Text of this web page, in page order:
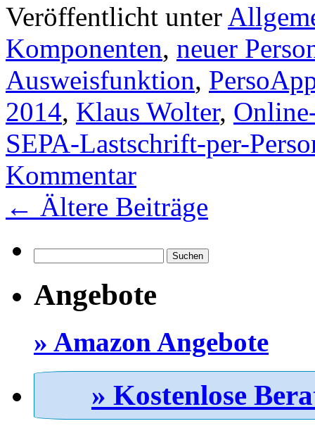
Veröffentlicht unter
Komponenten, neuer
Ausweisfunktion,
2014, Klaus Wolter,
SEPA-Lastschrift-per-
Kommentar
← Ältere Beiträge
nach:
Angebote
» Amazon Angebote
» Kostenlose